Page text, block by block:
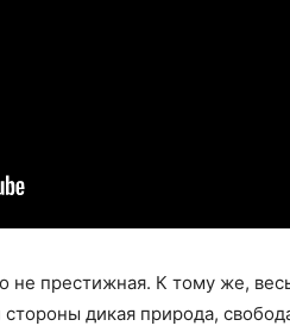
не престижная. К тому же,
дикая природа,